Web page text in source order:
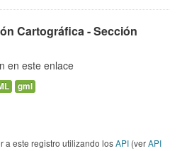
Cartográfica - Sección
en este enlace
gml
a este registro utilizando losAPI (verAPI